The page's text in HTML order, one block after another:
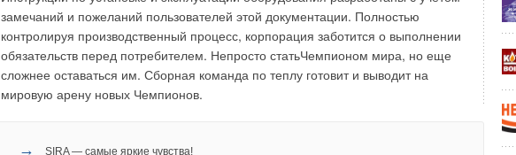
замечаний и пожеланий пользователей этой документации. Полностью
контролируя производственный процесс, корпорация заботится о выполнении
обязательств перед потребителем. Непросто статьЧемпионом мира, но еще
сложнее оставаться им. Сборная команда по теплу готовит и выводит на
мировую арену новых Чемпионов.
→ SIRA — самые яркие чувства!
Ваш E-mail *